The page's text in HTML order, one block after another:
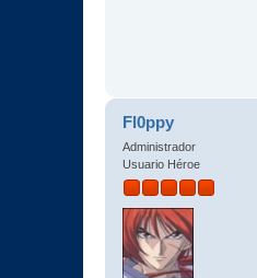
Fl0ppy
Administrador
Usuario Héroe